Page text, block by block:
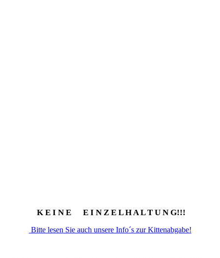
K E I N E E I N Z E L H A L T U N G!!!
Bitte lesen Sie auch unsere Info´s zur Kittenabgabe!